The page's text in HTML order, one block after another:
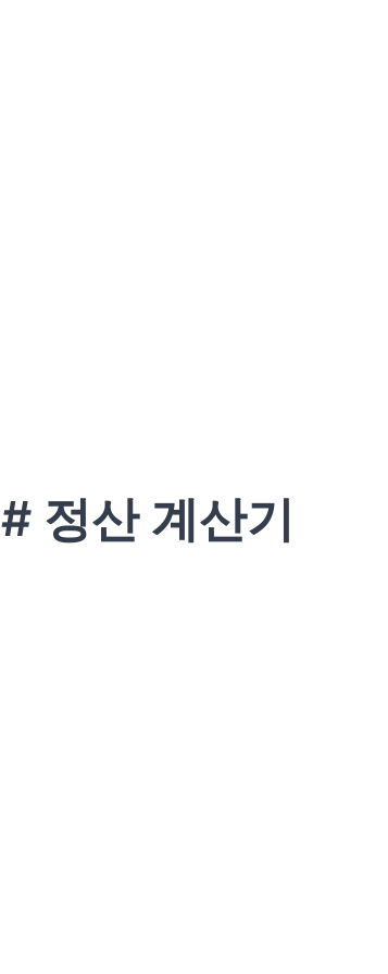
# 정산 계산기